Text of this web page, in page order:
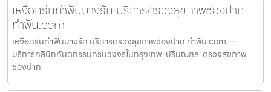
เหงือกร่นทำฟันบางรัก บริการตรวจสุขภาพช่องปาก
ทำฟัน.com
เหงือกร่นทำฟันบางรัก บริการตรวจสุขภาพช่องปาก ทำฟัน.com —
บริการคลินิกทันตกรรมครบวงจรในกรุงเทพ–ปริมณฑล: ตรวจสุขภาพ
ช่องปาก